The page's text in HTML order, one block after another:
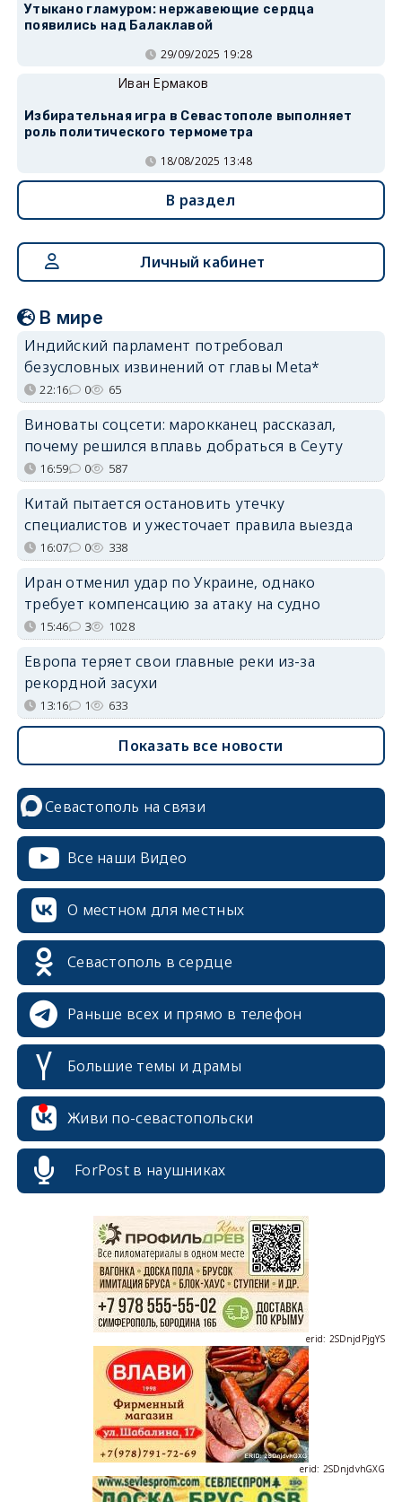
Утыкано гламуром: нержавеющие сердца
появились над Балаклавой
29/09/2025 19:28
Иван Ермаков
Избирательная игра в Севастополе выполняет
роль политического термометра
18/08/2025 13:48
В раздел
Личный кабинет
В мире
Индийский парламент потребовал
безусловных извинений от главы Meta*
22:16 0 65
Виноваты соцсети: марокканец рассказал,
почему решился вплавь добраться в Сеуту
16:59 0 587
Китай пытается остановить утечку
специалистов и ужесточает правила выезда
16:07 0 338
Иран отменил удар по Украине, однако
требует компенсацию за атаку на судно
15:46 3 1028
Европа теряет свои главные реки из-за
рекордной засухи
13:16 1 633
Показать все новости
Севастополь на связи
Все наши Видео
О местном для местных
Севастополь в сердце
Раньше всех и прямо в телефон
Большие темы и драмы
Живи по-севастопольски
ForPost в наушниках
erid: 2SDnjdvhGXG